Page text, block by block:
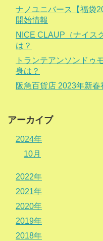
ナノユニバース【福袋
開始情報
NICE CLAUP（ナイス
は？
トランテアンソンドゥ
身は？
阪急百貨店 2023年新
アーカイブ
2024年
10月
2022年
2021年
2020年
2019年
2018年